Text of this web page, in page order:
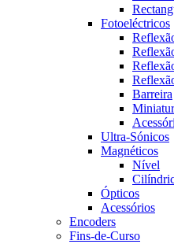
Fotoeléctricos
Barreira
Ultra-Sónicos
Magnéticos
Nível
Ópticos
Acessórios
Encoders
Fins-de-Curso